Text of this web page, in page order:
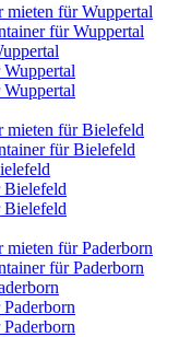
mieten für Wuppertal
für Wuppertal
mieten für Bielefeld
für Bielefeld
Bielefeld
Bielefeld
mieten für Paderborn
für Paderborn